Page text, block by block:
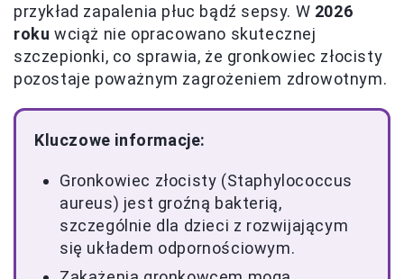
przykład zapalenia płuc bądź sepsy. W 2026
roku wciąż nie opracowano skutecznej
szczepionki, co sprawia, że gronkowiec złocisty
pozostaje poważnym zagrożeniem zdrowotnym.
Kluczowe informacje:
Gronkowiec złocisty (Staphylococcus
aureus) jest groźną bakterią,
szczególnie dla dzieci z rozwijającym
się układem odpornościowym.